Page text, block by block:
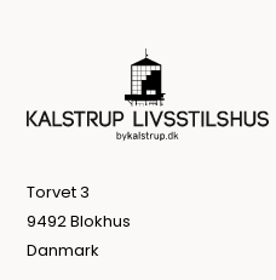
Torvet 3
9492 Blokhus
Danmark